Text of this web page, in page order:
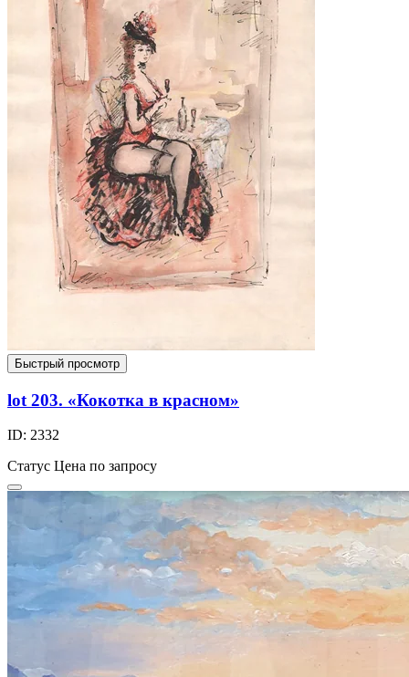
Быстрый просмотр
lot 203. «Кокотка в красном»
ID: 2332
Статус Цена по запросу